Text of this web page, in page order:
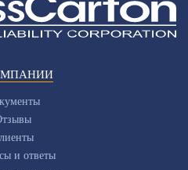
и ответы